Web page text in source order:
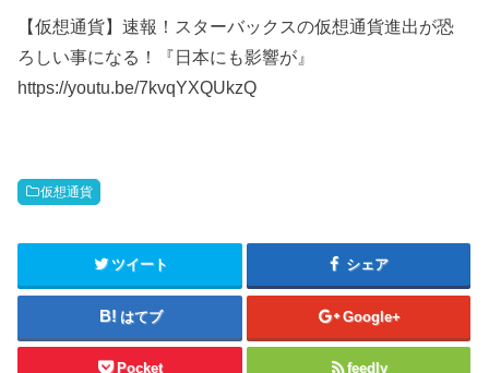
【仮想通貨】速報！スターバックスの仮想通貨進出が恐
ろしい事になる！『日本にも影響が』
https://youtu.be/7kvqYXQUkzQ
仮想通貨
ツイート シェア
はてブ Google+
Pocket feedly